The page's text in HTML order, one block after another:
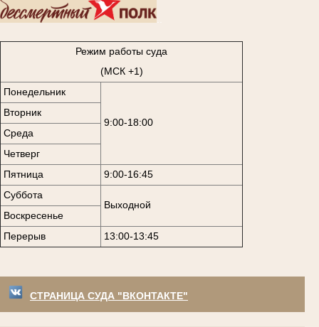
Режим работы суда
(МСК +1)
Понедельник
9:00-18:00
Вторник
Среда
Четверг
Пятница
9:00-16:45
Суббота
Выходной
Воскресенье
Перерыв
13:00-13:45
СТРАНИЦА СУДА "ВКОНТАКТЕ"